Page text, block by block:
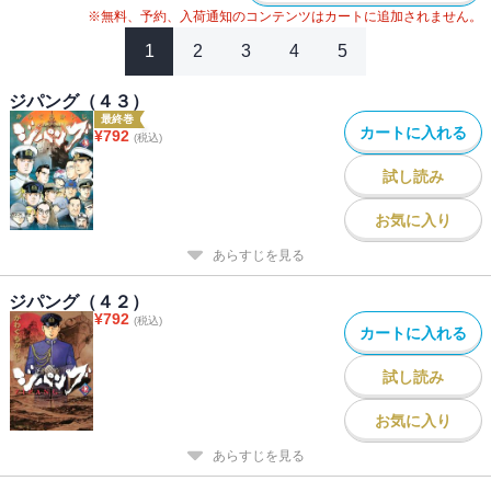
※無料、予約、入荷通知のコンテンツはカートに追加されません。
1 2 3 4 5
ジパング（４３）
最終巻
¥792 (税込) カートに入れる
試し読み
お気に入り
あらすじを見る
ジパング（４２）
¥792 (税込)
カートに入れる
試し読み
お気に入り
あらすじを見る